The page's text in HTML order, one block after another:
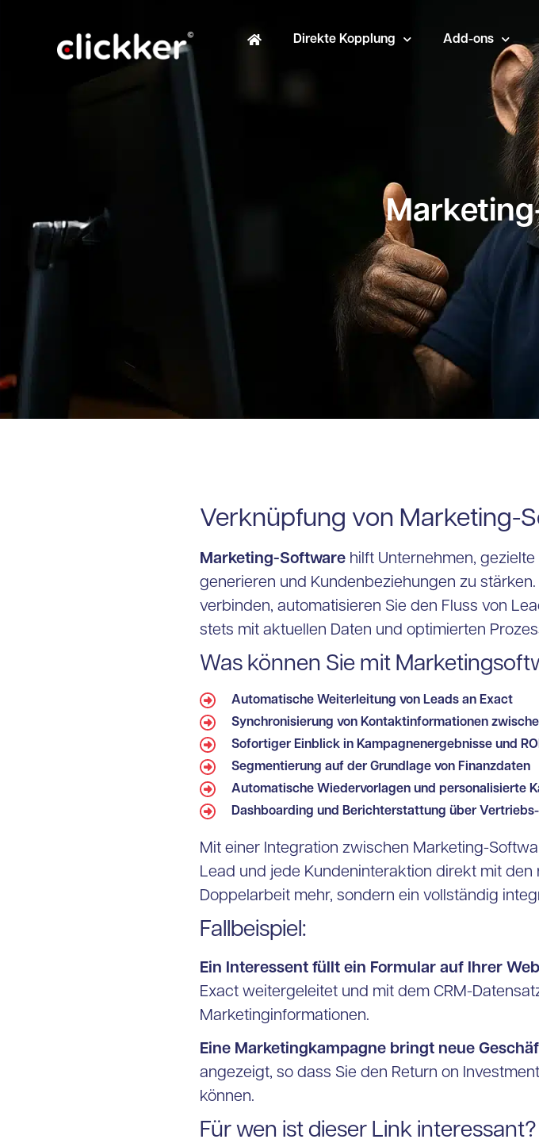
Direkte Kopplung Add-ons
Verknüpfung von Marketing-
Marketing-Software hilft Unternehmen,
generieren und Kundenbeziehungen zu
verbinden, automatisieren Sie den Fluss von
stets mit aktuellen Daten und optimierten
Was können Sie mit
Automatische Weiterleitung von Leads an Exact
Synchronisierung von Kontaktinformationen
Sofortiger Einblick in Kampagnenergebnisse und ROI
Segmentierung auf der Grundlage von Finanzdaten
Automatische Wiedervorlagen und personalisierte
Dashboarding und Berichterstattung über
Mit einer Integration zwischen Marketing-
Lead und jede Kundeninteraktion direkt mit
Doppelarbeit mehr, sondern ein vollständig
Fallbeispiel:
Ein Interessent füllt ein Formular auf Ihrer
Exact weitergeleitet und mit dem CRM-
Marketinginformationen.
Eine Marketingkampagne bringt neue
angezeigt, so dass Sie den Return on
können.
Für wen ist dieser Link interessant?